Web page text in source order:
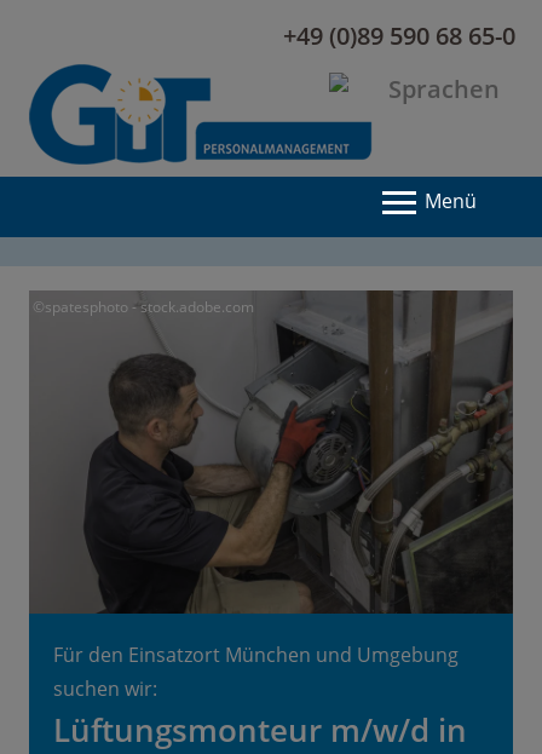
+49 (0)89 590 68 65-0
Menü
©spatesphoto - stock.adobe.com
Für den Einsatzort München und Umgebung
suchen wir:
Lüftungsmonteur m/w/d in